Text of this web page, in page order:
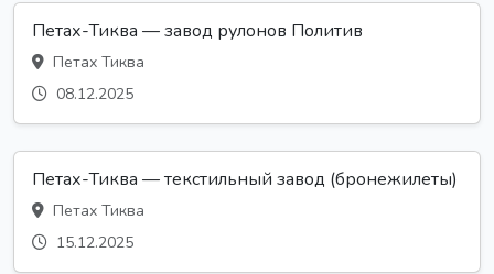
Петах-Тиква — завод рулонов Политив
Петах Тиква
08.12.2025
Петах-Тиква — текстильный завод (бронежилеты)
Петах Тиква
15.12.2025